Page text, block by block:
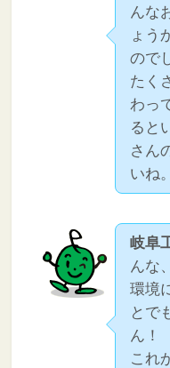
んな
ょう
ので
たく
わっ
ると
さん
いね。
岐阜
んな
環境
とで
ん！
これ